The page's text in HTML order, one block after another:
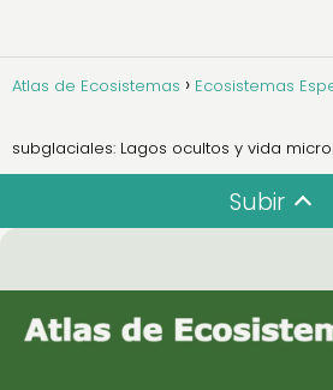
Atlas de Ecosistemas Ecosistemas
subglaciales: Lagos ocultos y vida
Subir